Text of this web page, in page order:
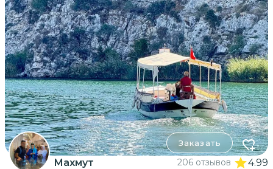
Заказать
Махмут 206 отзывов 4.99